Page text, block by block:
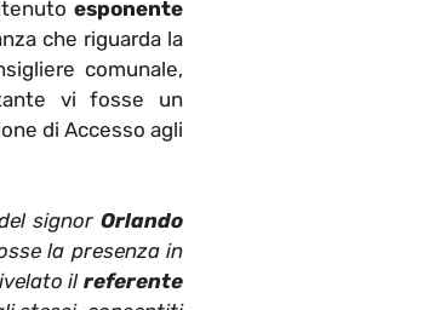
esponente
che riguarda la
comunale,
vi fosse un
di Accesso agli
signor Orlando
la presenza in
il referente